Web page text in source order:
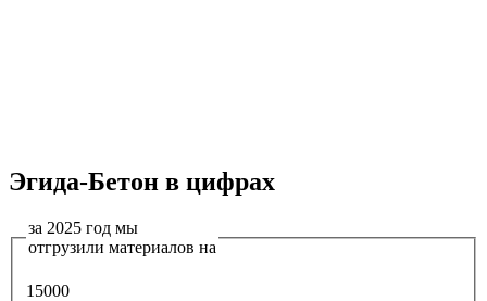
Эгида-Бетон в цифрах
за 2025 год мы
отгрузили материалов на
15000